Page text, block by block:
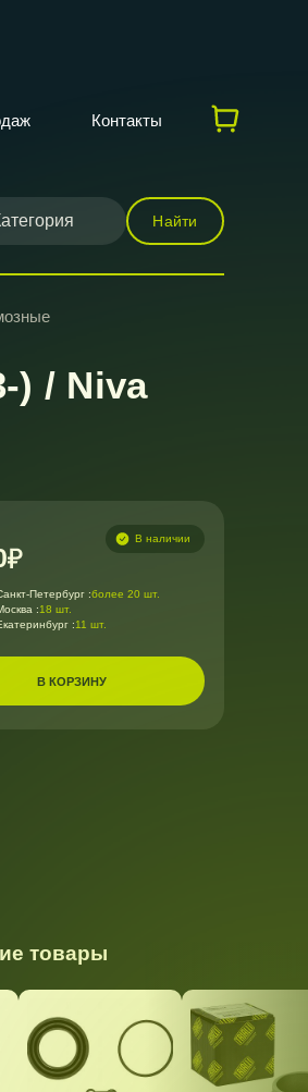
Контакты
Найти
) / Niva
В наличии
Петербург :более 20 шт.
:18 шт.
:11 шт.
В КОРЗИНУ
товары